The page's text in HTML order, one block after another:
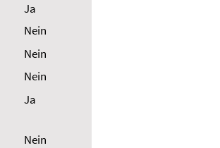
Ja
Nein
Nein
Nein
Ja
Nein